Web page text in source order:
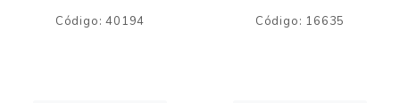
Código: 40194 Código: 16635